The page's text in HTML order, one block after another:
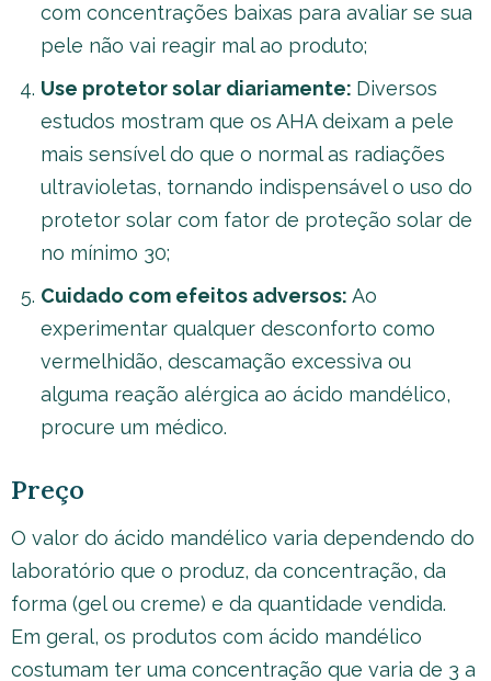
com concentrações baixas para avaliar se sua
pele não vai reagir mal ao produto;
Use protetor solar diariamente: Diversos
estudos mostram que os AHA deixam a pele
mais sensível do que o normal as radiações
ultravioletas, tornando indispensável o uso do
protetor solar com fator de proteção solar de
no mínimo 30;
Cuidado com efeitos adversos: Ao
experimentar qualquer desconforto como
vermelhidão, descamação excessiva ou
alguma reação alérgica ao ácido mandélico,
procure um médico.
Preço
O valor do ácido mandélico varia dependendo do
laboratório que o produz, da concentração, da
forma (gel ou creme) e da quantidade vendida.
Em geral, os produtos com ácido mandélico
costumam ter uma concentração que varia de 3 a